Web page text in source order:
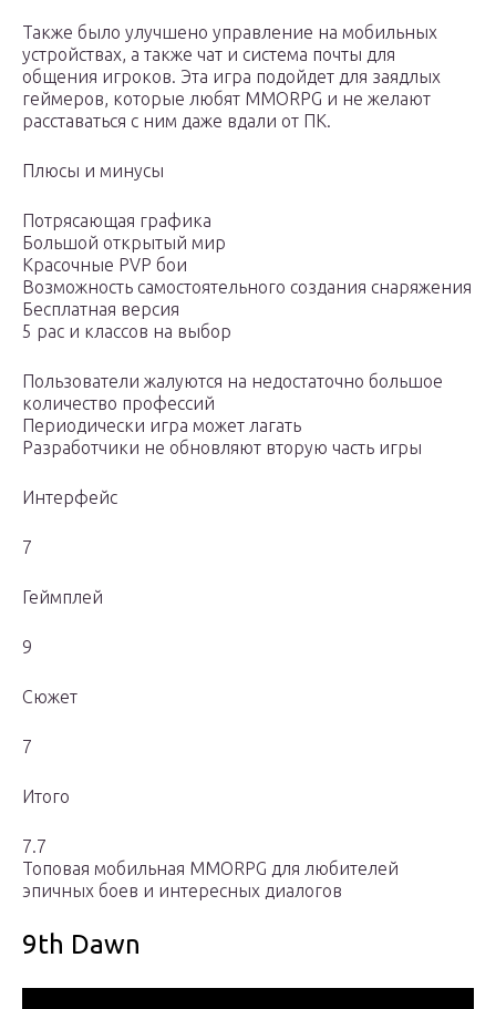
Также было улучшено управление на мобильных
устройствах, а также чат и система почты для
общения игроков. Эта игра подойдет для заядлых
геймеров, которые любят MMORPG и не желают
расставаться с ним даже вдали от ПК.
Плюсы и минусы
Потрясающая графика
Большой открытый мир
Красочные PVP бои
Возможность самостоятельного создания снаряжения
Бесплатная версия
5 рас и классов на выбор
Пользователи жалуются на недостаточно большое
количество профессий
Периодически игра может лагать
Разработчики не обновляют вторую часть игры
Интерфейс
7
Геймплей
9
Сюжет
7
Итого
7.7
Топовая мобильная MMORPG для любителей
эпичных боев и интересных диалогов
9th Dawn